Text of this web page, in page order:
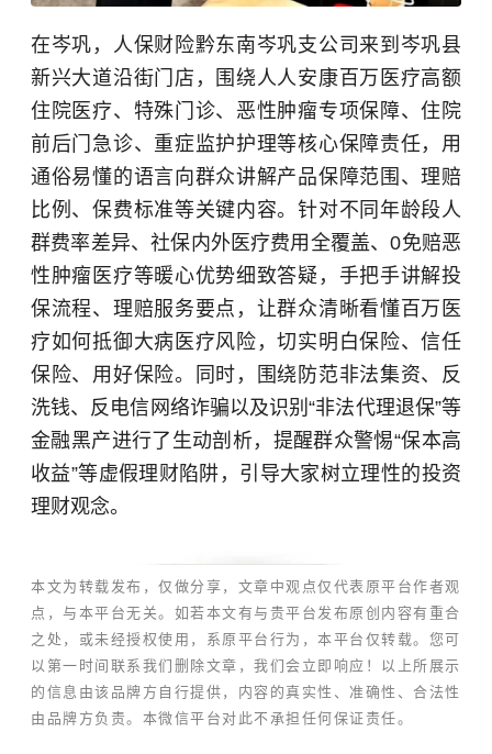
在岑巩，人保财险黔东南岑巩支公司来到岑巩县
新兴大道沿街门店，围绕人人安康百万医疗高额
住院医疗、特殊门诊、恶性肿瘤专项保障、住院
前后门急诊、重症监护护理等核心保障责任，用
通俗易懂的语言向群众讲解产品保障范围、理赔
比例、保费标准等关键内容。针对不同年龄段人
群费率差异、社保内外医疗费用全覆盖、0免赔恶
性肿瘤医疗等暖心优势细致答疑，手把手讲解投
保流程、理赔服务要点，让群众清晰看懂百万医
疗如何抵御大病医疗风险，切实明白保险、信任
保险、用好保险。同时，围绕防范非法集资、 反
洗钱、反电信网络诈骗以及识别“非法代理退保”等
金融黑产进行了生动剖析，提醒群众警惕“保本高
收益”等虚假理财陷阱，引导大家树立理性的投资
理财观念。
本文为 转载发布，仅做分享，文章中观点仅代表原平台作者观
点，与本平台无关。 如若本文有与贵平台发布原创内容有重合
之处，或未经授权使用，系原平台行为，本平台仅转载。 您可
以第一时间联系我们删除文章 ，我们会立即响应！
以上所展示
的信息由该品牌方自行提供，内容的真实性、准确性、合法性
由品牌方负责。本微信平台对此不承担任何保证责任。